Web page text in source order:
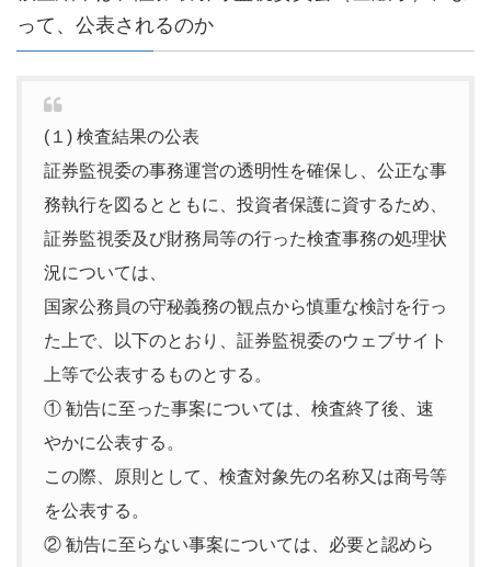
って、公表されるのか
(１) 検査結果の公表
証券監視委の事務運営の透明性を確保し、公正な事
務執行を図るとともに、投資者保護に資するため、
証券監視委及び財務局等の行った検査事務の処理状
況については、
国家公務員の守秘義務の観点から慎重な検討を行っ
た上で、以下のとおり、証券監視委のウェブサイト
上等で公表するものとする。
① 勧告に至った事案については、検査終了後、速
やかに公表する。
この際、原則として、検査対象先の名称又は商号等
を公表する。
② 勧告に至らない事案については、必要と認めら